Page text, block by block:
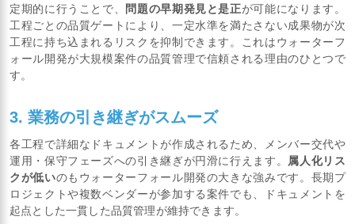
定期的に行うことで、 問題の早期発見と是正が可能になります。
工程ごとの品質ゲートにより、一定水準を満たさない成果物が次
工程に持ち込まれるリスクを抑制できます。これはウォーターフ
ォール開発が大規模案件の品質管理で信頼される理由のひとつで
す。
3. 業務の引き継ぎがスムーズ
各工程で詳細なドキュメントが作成されるため、メンバー交代や
運用・保守フェーズへの引き継ぎが円滑に行えます。
属人化リス
クが低いのもウォーターフォール開発の大きな強みです。長期プ
ロジェクトや複数ベンダーが参加する案件でも、ドキュメントを
起点とした一貫した品質管理が維持できます。